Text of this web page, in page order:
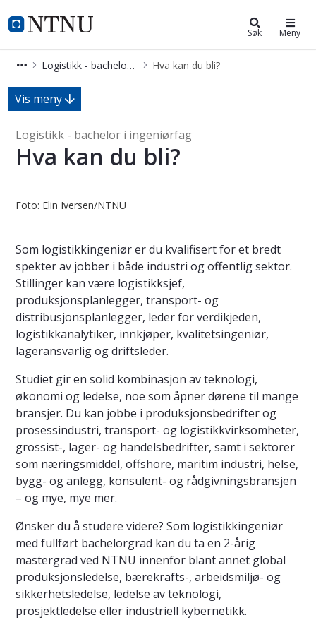
NTNU Hjemmeside
Logistikk - bachelor i ingeniørfag
Søk Meny
Logistikk - bachelor i ingeniørfag Hva kan du bli?
Hva kan du bli? - Logistikk -
Vis meny
Logistikk - bachelor i ingeniørfag
Hva kan du bli?
Foto: Elin Iversen/NTNU
Som logistikkingeniør er du kvalifisert for et bredt
spekter av jobber i både industri og offentlig sektor.
Stillinger kan være logistikksjef,
produksjonsplanlegger, transport- og
distribusjonsplanlegger, leder for verdikjeden,
logistikkanalytiker, innkjøper, kvalitetsingeniør,
lageransvarlig og driftsleder.
Studiet gir en solid kombinasjon av teknologi,
økonomi og ledelse, noe som åpner dørene til mange
bransjer. Du kan jobbe i produksjonsbedrifter og
prosessindustri, transport- og logistikkvirksomheter,
grossist-, lager- og handelsbedrifter, samt i sektorer
som næringsmiddel, offshore, maritim industri, helse,
bygg- og anlegg, konsulent- og rådgivningsbransjen
– og mye, mye mer.
Ønsker du å studere videre? Som logistikkingeniør
med fullført bachelorgrad kan du ta en 2-årig
mastergrad ved NTNU innenfor blant annet global
produksjonsledelse, bærekrafts-, arbeidsmiljø- og
sikkerhetsledelse, ledelse av teknologi,
prosjektledelse eller industriell kybernetikk.